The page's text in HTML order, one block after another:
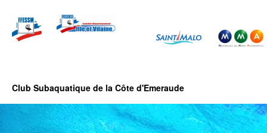
Club Subaquatique de la Côte d'Emeraude